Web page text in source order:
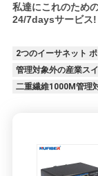
私達にこれのため
24/7daysサービス!
2つのイーサネット
管理対象外の産業ス
二重繊維1000M管理